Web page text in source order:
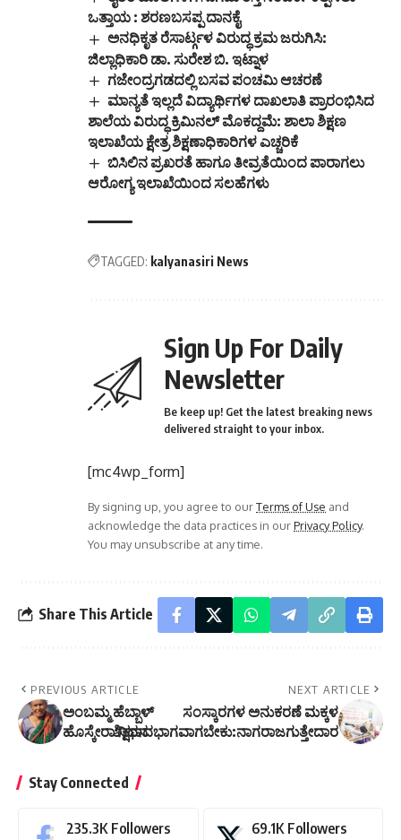
ಒತ್ತಾಯ : ಶರಣಬಸಪ್ಪ ದಾನಕೈ
ಅನಧಿಕೃತ ರೆಸಾರ್ಟ್ಗಳ ವಿರುದ್ಧ ಕ್ರಮ ಜರುಗಿಸಿ:
ಜಿಲ್ಲಾಧಿಕಾರಿ ಡಾ. ಸುರೇಶ ಬಿ. ಇಟ್ನಾಳ
ಗಜೇಂದ್ರಗಡದಲ್ಲಿ ಬಸವ ಪಂಚಮಿ ಆಚರಣೆ
ಮಾನ್ಯತೆ ಇಲ್ಲದೆ ವಿದ್ಯಾರ್ಥಿಗಳ ದಾಖಲಾತಿ ಪ್ರಾರಂಭಿಸಿದ
ಶಾಲೆಯ ವಿರುದ್ಧ ಕ್ರಿಮಿನಲ್ ಮೊಕದ್ದಮೆ: ಶಾಲಾ ಶಿಕ್ಷಣ
ಇಲಾಖೆಯ ಕ್ಷೇತ್ರ ಶಿಕ್ಷಣಾಧಿಕಾರಿಗಳ ಎಚ್ಚರಿಕೆ
ಬಿಸಿಲಿನ ಪ್ರಖರತೆ ಹಾಗೂ ತೀವ್ರತೆಯಿಂದ ಪಾರಾಗಲು
ಆರೋಗ್ಯ ಇಲಾಖೆಯಿಂದ ಸಲಹೆಗಳು
TAGGED: kalyanasiri News
Sign Up For Daily
Newsletter
Be keep up! Get the latest breaking news
delivered straight to your inbox.
[mc4wp_form]
By signing up, you agree to ourTerms of Use and
acknowledge the data practices in ourPrivacy Policy.
You may unsubscribe at any time.
Share This Article
PREVIOUS ARTICLE
ಅಂಬಮ್ಮ ಹೆಬ್ಬಾಳ್
ಹೊಸ್ಕೇರಾ ನಿಧನ
NEXT ARTICLE
ಸಂಸ್ಕಾರಗಳ ಅನುಕರಣೆ ಮಕ್ಕಳ
ಶಿಕ್ಷಣದಭಾಗವಾಗಬೇಕು:ನಾಗರಾಜಗುತ್ತೇದಾರ
Stay Connected
235.3K Followers 69.1K Followers